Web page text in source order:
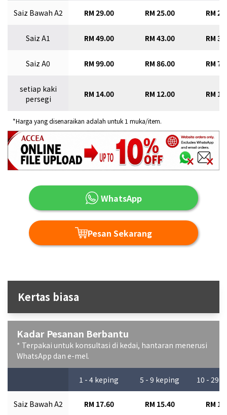
Saiz Bawah A2 RM 29.00 RM 25.00 RM
Saiz A1 RM 49.00 RM 43.00 RM
Saiz A0 RM 99.00 RM 86.00 RM
setiap kaki
persegi
RM 14.00 RM 12.00 RM
*Harga yang disenaraikan adalah untuk 1 muka/item.
WhatsApp
Pesan Sekarang
Kertas biasa
Kadar Pesanan Berbantu
* Terpakai untuk konsultasi di kedai, hantaran menerusi
WhatsApp dan e-mel.
1 - 4 keping 5 - 9 keping 10 - 29
Saiz Bawah A2 RM 17.60 RM 15.40 RM